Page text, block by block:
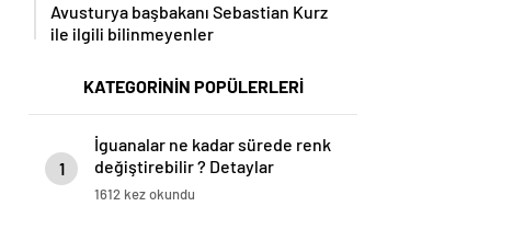
Avusturya başbakanı Sebastian Kurz
ile ilgili bilinmeyenler
KATEGORİNİN POPÜLERLERİ
1
İguanalar ne kadar sürede renk
değiştirebilir ? Detaylar
burada…
1612 kez okundu